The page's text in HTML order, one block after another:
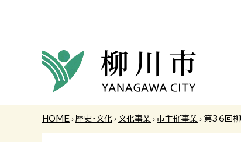
HOME › 歴史・文化 › 文化事業 › 市主催事業 › 第36回